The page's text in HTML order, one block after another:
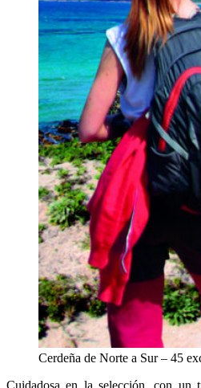
Cerdeña de Norte a Sur – 45
Cuidadosa en la selección, con un